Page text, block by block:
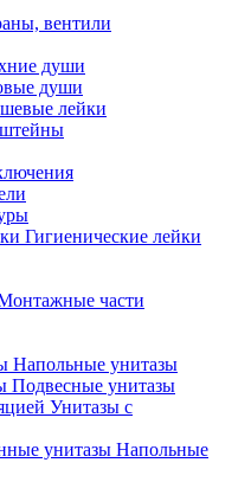
вентили
души
души
лейки
Гигиенические лейки
части
Напольные унитазы
Подвесные унитазы
Унитазы с
Напольные